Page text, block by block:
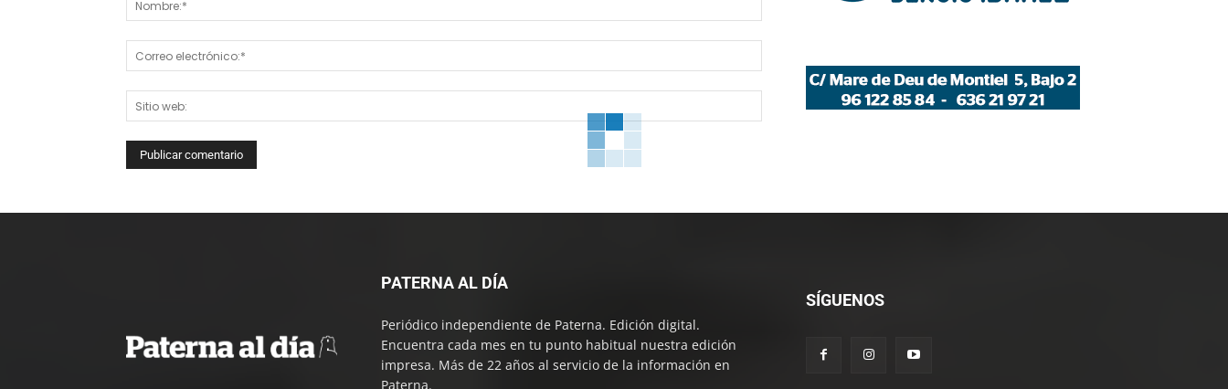
electrónico:*
web:
PATERNA AL DÍA
Periódico independiente de Paterna. Edición digital.
Encuentra cada mes en tu punto habitual nuestra edición
impresa. Más de 22 años al servicio de la información en
Paterna.
SÍGUENOS